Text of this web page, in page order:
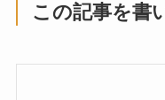
この記事を書